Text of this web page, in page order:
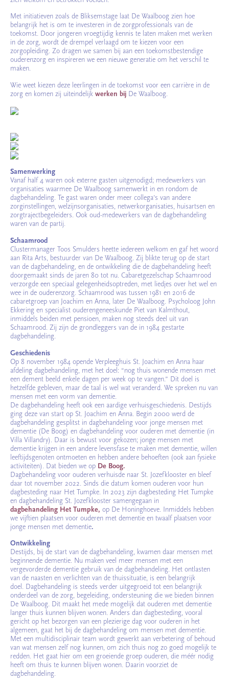
Met initiatieven zoals de Bliksemstage laat De Waalboog zien hoe
belangrijk het is om te investeren in de zorgprofessionals van de
toekomst. Door jongeren vroegtijdig kennis te laten maken met werken
in de zorg, wordt de drempel verlaagd om te kiezen voor een
zorgopleiding. Zo dragen we samen bij aan een toekomstbestendige
ouderenzorg en inspireren we een nieuwe generatie om het verschil te
maken.
Wie weet kiezen deze leerlingen in de toekomst voor een carrière in de
zorg en komen zij uiteindelijk werken bij De Waalboog.
Samenwerking
Vanaf half 4 waren ook externe gasten uitgenodigd; medewerkers van
organisaties waarmee De Waalboog samenwerkt in en rondom de
dagbehandeling. Te gast waren onder meer collega’s van andere
zorginstellingen, welzijnsorganisaties, netwerkorganisaties, huisartsen en
zorgtrajectbegeleiders. Ook oud-medewerkers van de dagbehandeling
waren van de partij.
Schaamrood
Clustermanager Toos Smulders heette iedereen welkom en gaf het woord
aan Rita Arts, bestuurder van De Waalboog. Zij blikte terug op de start
van de dagbehandeling, en de ontwikkeling die de dagbehandeling heeft
doorgemaakt sinds de jaren 80 tot nu. Cabaretgezelschap Schaamrood
verzorgde een speciaal gelegenheidsoptreden, met liedjes over het wel en
wee in de ouderenzorg. Schaamrood was tussen 1981 en 2016 de
cabaretgroep van Joachim en Anna, later De Waalboog. Psycholoog John
Ekkering en specialist ouderengeneeskunde Piet van Kalmthout,
inmiddels beiden met pensioen, maken nog steeds deel uit van
Schaamrood. Zij zijn de grondleggers van de in 1984 gestarte
dagbehandeling.
Geschiedenis
Op 8 november 1984 opende Verpleeghuis St. Joachim en Anna haar
afdeling dagbehandeling, met het doel: “nog thuis wonende mensen met
een dement beeld enkele dagen per week op te vangen.” Dit doel is
hetzelfde gebleven, maar de taal is wel wat veranderd. We spreken nu van
mensen met een vorm van dementie.
De dagbehandeling heeft ook een aardige verhuisgeschiedenis. Destijds
ging deze van start op St. Joachim en Anna. Begin 2000 werd de
dagbehandeling gesplitst in dagbehandeling voor jonge mensen met
dementie (De Boog) en dagbehandeling voor ouderen met dementie (in
Villa Villandry). Daar is bewust voor gekozen; jonge mensen met
dementie krijgen in een andere levensfase te maken met dementie, willen
leeftijdsgenoten ontmoeten en hebben andere behoeften (ook aan fysieke
activiteiten). Dat bieden we op De Boog.
Dagbehandeling voor ouderen verhuisde naar St. Jozefklooster en bleef
daar tot november 2022. Sinds die datum komen ouderen voor hun
dagbesteding naar Het Tumpke. In 2023 zijn dagbesteding Het Tumpke
en dagbehandeling St. Jozefklooster samengegaan in
dagbehandeling Het Tumpke, op De Honinghoeve. Inmiddels hebben
we vijftien plaatsen voor ouderen met dementie en twaalf plaatsen voor
jonge mensen met dementie.
Ontwikkeling
Destijds, bij de start van de dagbehandeling, kwamen daar mensen met
beginnende dementie. Nu maken veel meer mensen met een
vergevorderde dementie gebruik van de dagbehandeling. Het ontlasten
van de naasten en verlichten van de thuissituatie, is een belangrijk
doel. Dagbehandeling is steeds verder uitgegroeid tot een belangrijk
onderdeel van de zorg, begeleiding, ondersteuning die we bieden binnen
De Waalboog. Dit maakt het mede mogelijk dat ouderen met dementie
langer thuis kunnen blijven wonen. Anders dan dagbesteding, vooral
gericht op het bezorgen van een plezierige dag voor ouderen in het
algemeen, gaat het bij de dagbehandeling om mensen met dementie.
Met een multidisciplinair team wordt gewerkt aan verbetering of behoud
van wat mensen zelf nog kunnen, om zich thuis nog zo goed mogelijk te
redden. Het gaat hier om een groeiende groep ouderen, die méér nodig
heeft om thuis te kunnen blijven wonen. Daarin voorziet de
dagbehandeling.